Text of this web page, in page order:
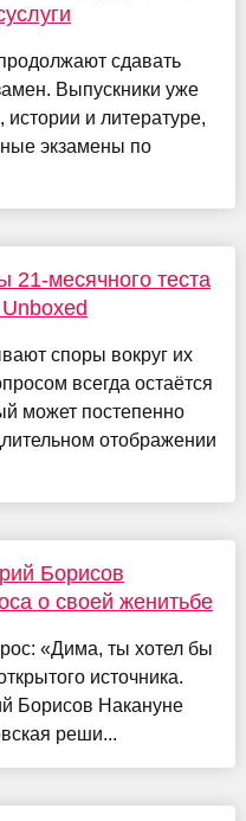
сдавать
Выпускники уже
и литературе,
экзамены по
21-месячного теста
споры вокруг их
всегда остаётся
может постепенно
отображении
Борисов
о своей женитьбе
«Дима, ты хотел бы
источника.
Борисов Накануне
реши...